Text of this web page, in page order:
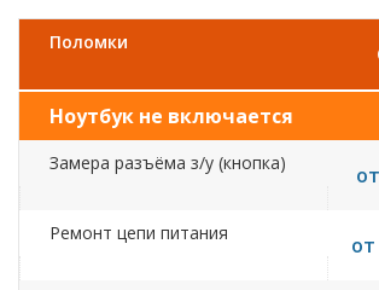
Поломки
Ноутбук не включается
Замера разъёма з/у (кнопка)
Ремонт цепи питания